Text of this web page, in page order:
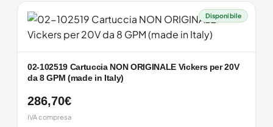
Disponibile
02-102519 Cartuccia NON ORIGINALE Vickers per 20V
da 8 GPM (made in Italy)
286,70€
IVA compresa